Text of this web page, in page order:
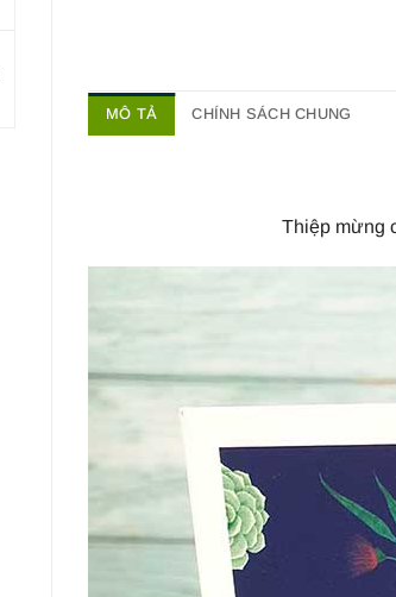
MÔ TẢ CHÍNH SÁCH CHUNG
Thiệp mừng